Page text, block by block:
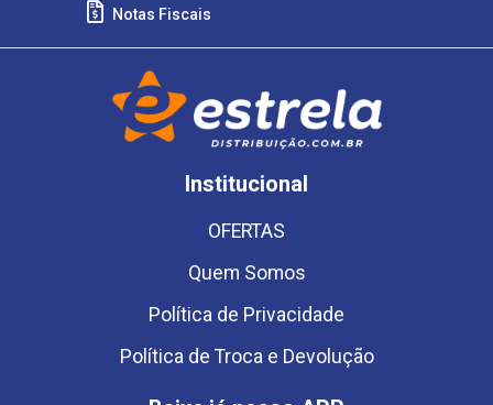
Notas Fiscais
Institucional
OFERTAS
Quem Somos
Política de Privacidade
Política de Troca e Devolução